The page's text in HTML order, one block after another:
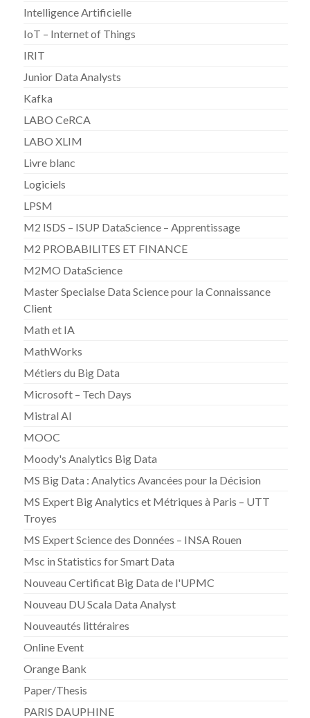
Intelligence Artificielle
IoT – Internet of Things
IRIT
Junior Data Analysts
Kafka
LABO CeRCA
LABO XLIM
Livre blanc
Logiciels
LPSM
M2 ISDS – ISUP DataScience – Apprentissage
M2 PROBABILITES ET FINANCE
M2MO DataScience
Master Specialse Data Science pour la Connaissance
Client
Math et IA
MathWorks
Métiers du Big Data
Microsoft – Tech Days
Mistral AI
MOOC
Moody's Analytics Big Data
MS Big Data : Analytics Avancées pour la Décision
MS Expert Big Analytics et Métriques à Paris – UTT
Troyes
MS Expert Science des Données – INSA Rouen
Msc in Statistics for Smart Data
Nouveau Certificat Big Data de l'UPMC
Nouveau DU Scala Data Analyst
Nouveautés littéraires
Online Event
Orange Bank
Paper/Thesis
PARIS DAUPHINE